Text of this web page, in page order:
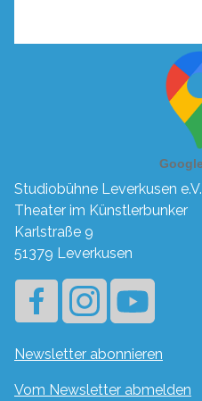
Studiobühne Leverkusen e.V.
Theater im Künstlerbunker
Karlstraße 9
51379 Leverkusen
Newsletter abonnieren
Vom Newsletter abmelden